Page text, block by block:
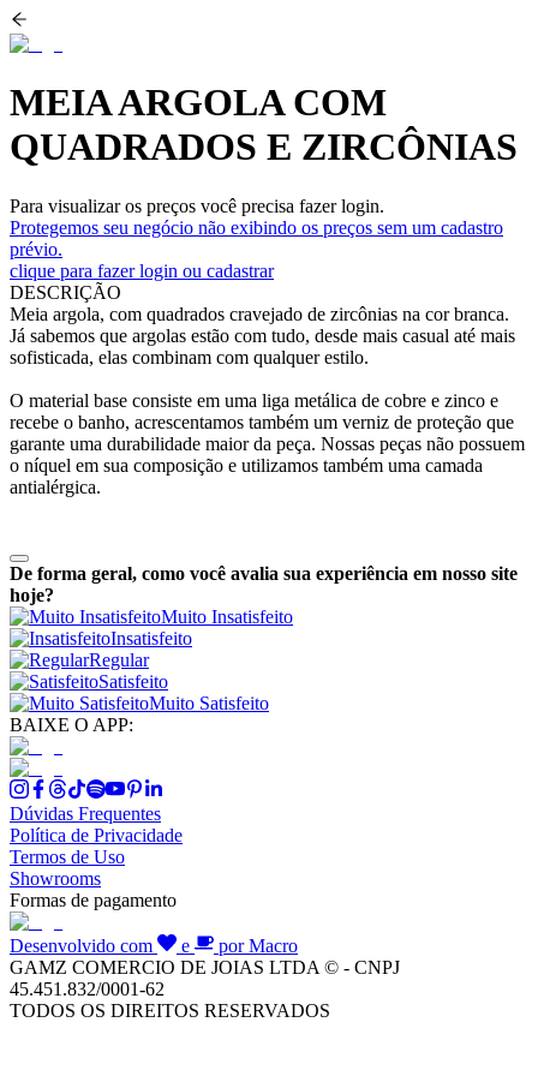
MEIA ARGOLA COM
QUADRADOS E ZIRCÔNIAS
Para visualizar os preços você precisa fazer login.
Protegemos seu negócio não exibindo os preços sem um cadastro
prévio.
clique para fazer login ou cadastrar
DESCRIÇÃO
Meia argola, com quadrados cravejado de zircônias na cor branca.
Já sabemos que argolas estão com tudo, desde mais casual até mais
sofisticada, elas combinam com qualquer estilo.
O material base consiste em uma liga metálica de cobre e zinco e
recebe o banho, acrescentamos também um verniz de proteção que
garante uma durabilidade maior da peça. Nossas peças não possuem
o níquel em sua composição e utilizamos também uma camada
antialérgica.
De forma geral, como você avalia sua experiência em nosso site
hoje?
Muito Insatisfeito
Insatisfeito
Regular
Satisfeito
Muito Satisfeito
BAIXE O APP:
Dúvidas Frequentes
Política de Privacidade
Termos de Uso
Showrooms
Formas de pagamento
Desenvolvido com e
por Macro
GAMZ COMERCIO DE JOIAS LTDA © - CNPJ
45.451.832/0001-62
TODOS OS DIREITOS RESERVADOS